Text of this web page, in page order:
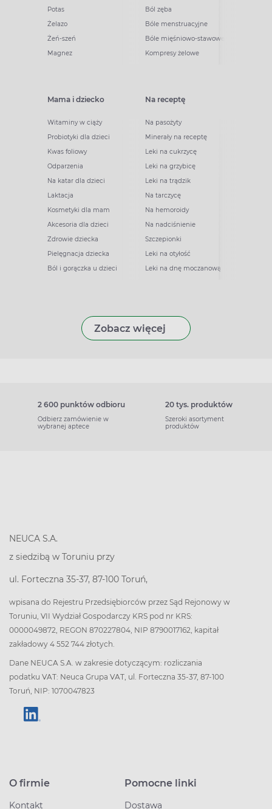
Potas
Żelazo
Żeń-szeń
Magnez
Ból zęba
Bóle menstruacyjne
Bóle mięśniowo-stawowe
Kompresy żelowe
Mama i dziecko
Witaminy w ciąży
Probiotyki dla dzieci
Kwas foliowy
Odparzenia
Na katar dla dzieci
Laktacja
Kosmetyki dla mam
Akcesoria dla dzieci
Zdrowie dziecka
Pielęgnacja dziecka
Ból i gorączka u dzieci
Na receptę
Na pasożyty
Minerały na receptę
Leki na cukrzycę
Leki na grzybicę
Leki na trądzik
Na tarczycę
Na hemoroidy
Na nadciśnienie
Szczepionki
Leki na otyłość
Leki na dnę moczanową
Zobacz więcej
2 600 punktów odbioru
Odbierz zamówienie w
wybranej aptece
20 tys. produktów
Szeroki asortyment
produktów
NEUCA S.A.
z siedzibą w Toruniu przy
ul. Forteczna 35-37, 87-100 Toruń,
wpisana do Rejestru Przedsiębiorców przez Sąd Rejonowy w
Toruniu, VII Wydział Gospodarczy KRS pod nr KRS:
0000049872, REGON 870227804, NIP 8790017162, kapitał
zakładowy 4 552 744 złotych.
Dane NEUCA S.A. w zakresie dotyczącym: rozliczania
podatku VAT: Neuca Grupa VAT, ul. Forteczna 35-37, 87-100
Toruń, NIP: 1070047823
O firmie
Kontakt
Pomocne linki
Dostawa